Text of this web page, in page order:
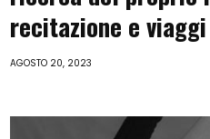
recitazione e
AGOSTO 20, 2023